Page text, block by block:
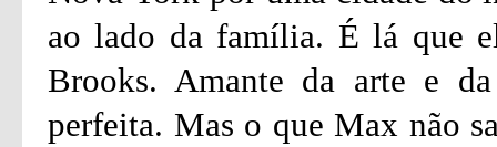
ao lado da família. É lá que
Brooks. Amante da arte e
perfeita. Mas o que Max não